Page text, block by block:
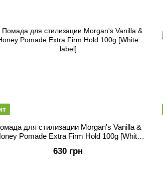
для стилизации Morgan's Vanilla &
Pomade Extra Firm Hold 100g [White
630 грн